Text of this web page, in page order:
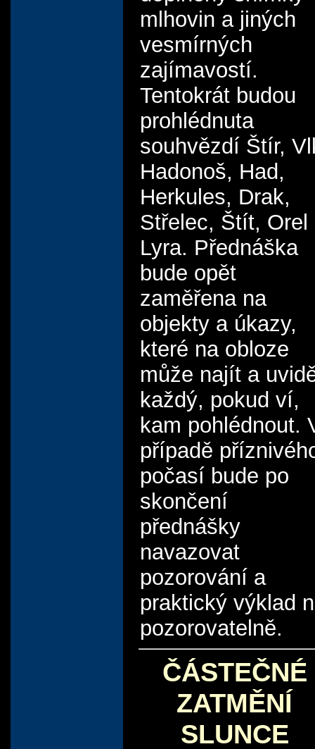
mlhovin a jiných
vesmírných
zajímavostí.
Tentokrát budou
prohlédnuta
souhvězdí Štír,
Hadonoš, Had,
Herkules, Drak,
Střelec, Štít, Orel
Lyra. Přednáška
bude opět
zaměřena na
objekty a úkazy,
které na obloze
může najít a
každý, pokud ví,
kam pohlédnout.
případě
počasí bude po
skončení
přednášky
navazovat
pozorování a
praktický výklad
pozorovatelně.
ČÁSTEČNÉ
ZATMĚNÍ
SLUNCE